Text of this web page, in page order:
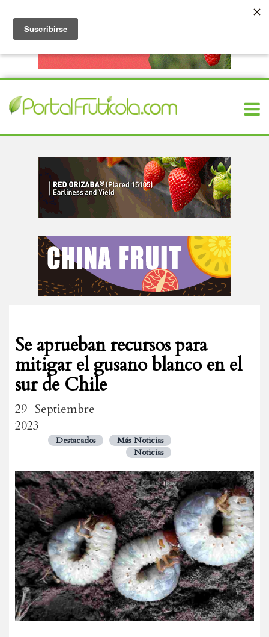
Se aprueban recursos para
mitigar el gusano blanco en el
sur de Chile
29 Septiembre
2023
Destacados
Más Noticias
Noticias